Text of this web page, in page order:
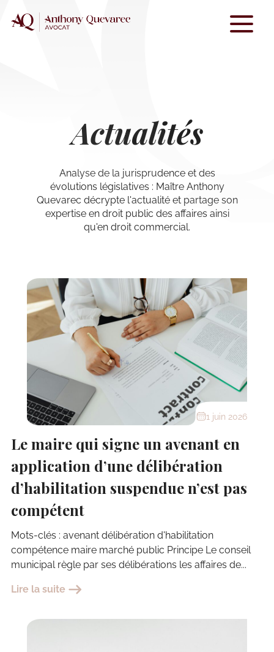
Actualités
Analyse de la jurisprudence et des
évolutions législatives : Maître Anthony
Quevarec décrypte l'actualité et partage son
expertise en droit public des affaires ainsi
qu'en droit commercial.
1 juin 2026
Le maire qui signe un avenant en
application d’une délibération
d’habilitation suspendue n’est pas
compétent
Mots-clés : avenant délibération d'habilitation
compétence maire marché public Principe Le conseil
municipal règle par ses délibérations les affaires de...
Lire la suite